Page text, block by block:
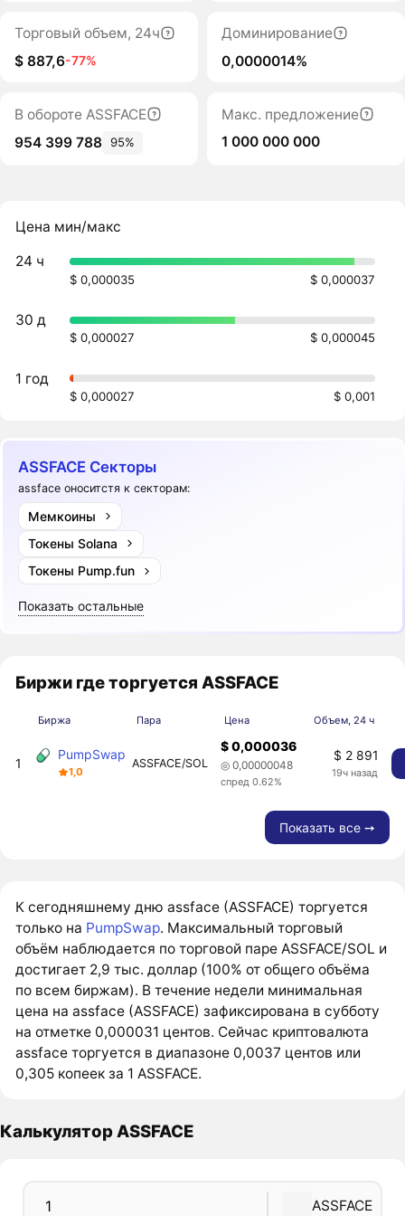
Торговый объем, 24ч
$ 887,6-77%
Доминирование
0,0000014%
В обороте ASSFACE
954 399 788 95%
Макс. предложение
1 000 000 000
Цена мин/макс
24 ч
$ 0,000035 $ 0,000037
30 д
$ 0,000027 $ 0,000045
1 год
$ 0,000027 $ 0,001
ASSFACE Секторы
assface оноситстя к секторам:
Мемкоины
Токены Solana
Токены Pump.fun
Показать остальные
Биржи где торгуется ASSFACE
Биржа Пара Цена Объем, 24 ч
1
PumpSwap
1,0
ASSFACE/SOL
$ 0,000036
◎ 0,00000048
спред 0.62%
$ 2 891
19ч назад
Показать все ➙
К сегодняшнему дню assface (ASSFACE) торгуется
только на PumpSwap. Максимальный торговый
объём наблюдается по торговой паре ASSFACE/SOL и
достигает 2,9 тыс. доллар (100% от общего объёма
по всем биржам). В течение недели минимальная
цена на assface (ASSFACE) зафиксирована в субботу
на отметке 0,000031 центов. Сейчас криптовалюта
assface торгуется в диапазоне 0,0037 центов или
0,305 копеек за 1 ASSFACE.
Калькулятор ASSFACE
ASSFACE